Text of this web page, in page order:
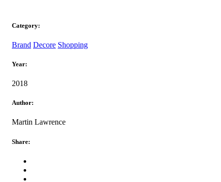
Category:
Brand Decore Shopping
Year:
2018
Author:
Martin Lawrence
Share: